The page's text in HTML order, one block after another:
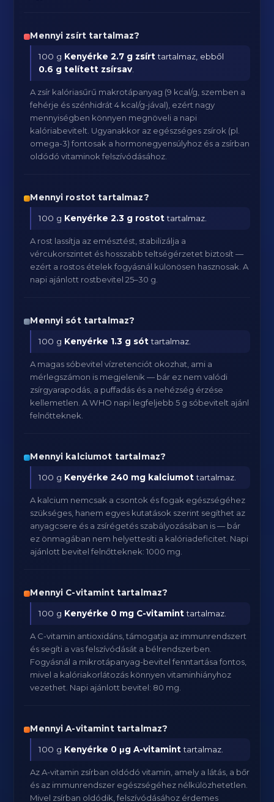
Mennyi zsírt tartalmaz?
100 g Kenyérke 2.7 g zsírttartalmaz, ebből
0.6 g telített zsírsav
A zsír kalóriasűrű makrotápanyag (9 kcal/g, szemben a
fehérje és szénhidrát 4 kcal/g-jával), ezért nagy
mennyiségben könnyen megnöveli a napi
kalóriabevitelt. Ugyanakkor az egészséges zsírok (pl.
omega-3) fontosak a hormonegyensúlyhoz és a zsírban
oldódó vitaminok felszívódásához.
Mennyi rostot tartalmaz?
100 g Kenyérke 2.3 g rostottartalmaz.
A rost lassítja az emésztést, stabilizálja a
vércukorszintet és hosszabb teltségérzetet biztosít —
ezért a rostos ételek fogyásnál különösen hasznosak. A
napi ajánlott rostbevitel 25–30 g.
Mennyi sót tartalmaz?
100 g Kenyérke 1.3 g sóttartalmaz.
A magas sóbevitel vízretenciót okozhat, ami a
mérlegszámon is megjelenik — bár ez nem valódi
zsírgyarapodás, a puffadás és a nehézség érzése
kellemetlen. A WHO napi legfeljebb 5 g sóbevitelt ajánl
felnőtteknek.
Mennyi kalciumot tartalmaz?
100 g Kenyérke 240 mg kalciumottartalmaz.
A kalcium nemcsak a csontok és fogak egészségéhez
szükséges, hanem egyes kutatások szerint segíthet az
anyagcsere és a zsírégetés szabályozásában is — bár
ez önmagában nem helyettesíti a kalóriadeficitet. Napi
ajánlott bevitel felnőtteknek: 1000 mg.
Mennyi C-vitamint tartalmaz?
100 g Kenyérke 0 mg C-vitaminttartalmaz.
A C-vitamin antioxidáns, támogatja az immunrendszert
és segíti a vas felszívódását a bélrendszerben.
Fogyásnál a mikrotápanyag-bevitel fenntartása fontos,
mivel a kalóriakorlátozás könnyen vitaminhiányhoz
vezethet. Napi ajánlott bevitel: 80 mg.
Mennyi A-vitamint tartalmaz?
100 g Kenyérke 0 μg A-vitaminttartalmaz.
Az A-vitamin zsírban oldódó vitamin, amely a látás, a bőr
és az immunrendszer egészségéhez nélkülözhetetlen.
Mivel zsírban oldódik, felszívódásához érdemes